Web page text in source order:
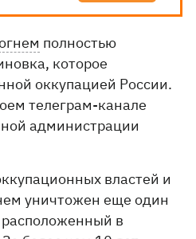
полностью
которое
оккупацией России.
телеграм-канале
администрации
властей и
уничтожен еще один
расположенный в